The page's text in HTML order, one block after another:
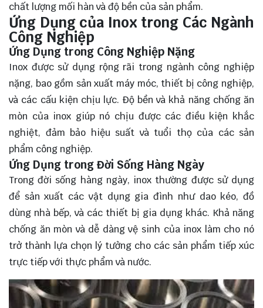
chất lượng mối hàn và độ bền của sản phẩm.
Ứng Dụng của Inox trong Các Ngành
Công Nghiệp
Ứng Dụng trong Công Nghiệp Nặng
Inox được sử dụng rộng rãi trong ngành công nghiệp
nặng, bao gồm sản xuất máy móc, thiết bị công nghiệp,
và các cấu kiện chịu lực. Độ bền và khả năng chống ăn
mòn của inox giúp nó chịu được các điều kiện khắc
nghiệt, đảm bảo hiệu suất và tuổi thọ của các sản
phẩm công nghiệp.
Ứng Dụng trong Đời Sống Hàng Ngày
Trong đời sống hàng ngày, inox thường được sử dụng
để sản xuất các vật dụng gia đình như dao kéo, đồ
dùng nhà bếp, và các thiết bị gia dụng khác. Khả năng
chống ăn mòn và dễ dàng vệ sinh của inox làm cho nó
trở thành lựa chọn lý tưởng cho các sản phẩm tiếp xúc
trực tiếp với thực phẩm và nước.